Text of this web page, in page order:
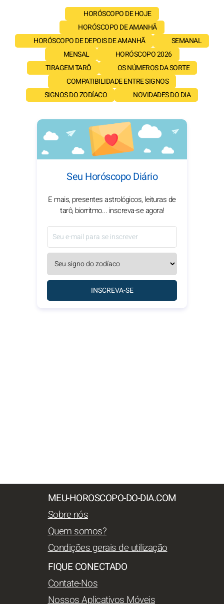
HORÓSCOPO DE HOJE
HORÓSCOPO DE AMANHÃ
HORÓSCOPO DE DEPOIS DE AMANHÃ
SEMANAL
MENSAL
HORÓSCOPO 2026
TIRAGEM TARÔ
OS NÚMEROS DA SORTE
COMPATIBILIDADE ENTRE SIGNOS
SIGNOS DO ZODÍACO
NOVIDADES DO DIA
Seu Horóscopo Diário
E mais, presentes astrológicos, leituras de
tarô, biorritmo... inscreva-se agora!
INSCREVA-SE
MEU-HOROSCOPO-DO-DIA.COM
Sobre nós
Quem somos?
Condições gerais de utilização
FIQUE CONECTADO
Contate-Nos
Nossos Aplicativos Móveis